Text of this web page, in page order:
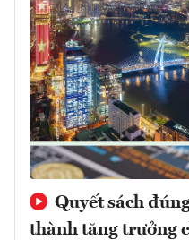
Quyết sách
thành tăng trưởng